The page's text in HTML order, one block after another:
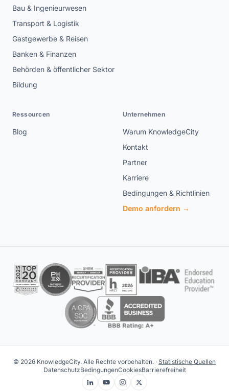
Bau & Ingenieurwesen
Transport & Logistik
Gastgewerbe & Reisen
Banken & Finanzen
Behörden & öffentlicher Sektor
Bildung
Ressourcen
Blog
Unternehmen
Warum KnowledgeCity
Kontakt
Partner
Karriere
Bedingungen & Richtlinien
Demo anfordern →
© 2026 KnowledgeCity. Alle Rechte vorbehalten. · Statistische Quellen
DatenschutzBedingungenCookiesBarrierefreiheit